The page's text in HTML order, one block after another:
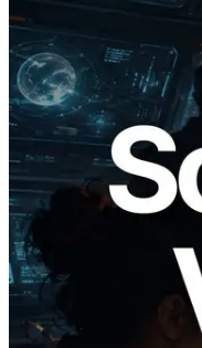
2026.05.24
Validators
Analyzer — แส